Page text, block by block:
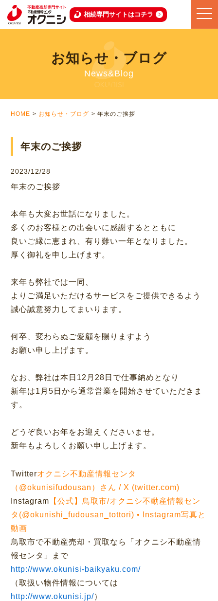
相続専門サイトはコチラ
toggle
お知らせ・ブログ
News&Blog
HOME お知らせ・ブログ 年末のご挨拶
年末のご挨拶
2023/12/28
年末のご挨拶
本年も大変お世話になりました。
多くのお客様との出会いに感謝するとともに
良いご縁に恵まれ、有り難い一年となりました。
厚く御礼を申し上げます。
来年も弊社では一同、
よりご満足いただけるサービスをご提供できるよう
誠心誠意努力してまいります。
何卒、変わらぬご愛顧を賜りますよう
お願い申し上げます。
なお、弊社は本日12月28日で仕事納めとなり
新年は1月5日から通常営業を開始させていただきま
す。
どうぞ良いお年をお迎えくださいませ。
新年もよろしくお願い申し上げます。
Twitterオクニシ不動産情報センタ
（@okunisifudousan）さん / X (twitter.com)
Instagram 【公式】鳥取市/オクニシ不動産情報セン
タ(@okunishi_fudousan_tottori) • Instagram写真と
動画
鳥取市で不動産売却・買取なら「オクニシ不動産情
報センタ」まで
http://www.okunisi-baikyaku.com/
（取扱い物件情報については
http://www.okunisi.jp/）